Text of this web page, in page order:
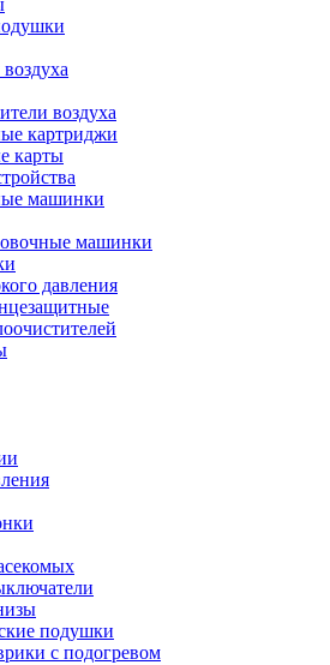
воздуха
картриджи
карты
машинки
машинки
давления
подушки
с подогревом